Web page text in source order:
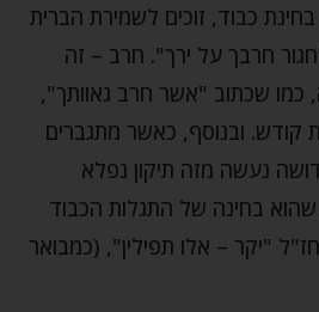
כבוד, זוכים לשמירת הברית
חרבך על ירך". חרב – זה
כמו שכתוב "אשר חרב גאוותך",
קודש. ובנוסף, כאשר מתגברים
נעשה מזה תיקון נפלא
שהוא בחינה של התגלות הכבוד
"יקר – אלו תפילין", (כמבואר